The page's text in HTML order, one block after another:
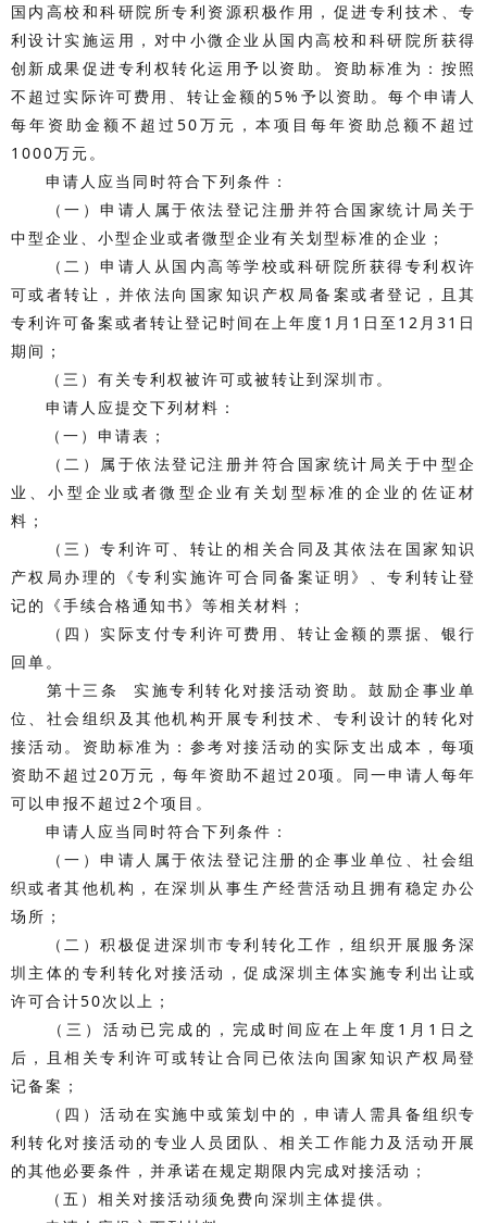
国内高校和科研院所专利资源积极作用，促进专利技术、专
利设计实施运用，对中小微企业从国内高校和科研院所获得
创新成果促进专利权转化运用予以资助。资助标准为：按照
不超过实际许可费用、转让金额的5%予以资助。每个申请人
每年资助金额不超过50万元，本项目每年资助总额不超过
1000万元。
申请人应当同时符合下列条件：
（一）申请人属于依法登记注册并符合国家统计局关于
中型企业、小型企业或者微型企业有关划型标准的企业；
（二）申请人从国内高等学校或科研院所获得专利权许
可或者转让，并依法向国家知识产权局备案或者登记，且其
专利许可备案或者转让登记时间在上年度1月1日至12月31日
期间；
（三）有关专利权被许可或被转让到深圳市。
申请人应提交下列材料：
（一）申请表；
（二）属于依法登记注册并符合国家统计局关于中型企
业、小型企业或者微型企业有关划型标准的企业的佐证材
料；
（三）专利许可、转让的相关合同及其依法在国家知识
产权局办理的《专利实施许可合同备案证明》、专利转让登
记的《手续合格通知书》等相关材料；
（四）实际支付专利许可费用、转让金额的票据、银行
回单。
第十三条 实施专利转化对接活动资助。鼓励企事业单
位、社会组织及其他机构开展专利技术、专利设计的转化对
接活动。资助标准为：参考对接活动的实际支出成本，每项
资助不超过20万元，每年资助不超过20项。同一申请人每年
可以申报不超过2个项目。
申请人应当同时符合下列条件：
（一）申请人属于依法登记注册的企事业单位、社会组
织或者其他机构，在深圳从事生产经营活动且拥有稳定办公
场所；
（二）积极促进深圳市专利转化工作，组织开展服务深
圳主体的专利转化对接活动，促成深圳主体实施专利出让或
许可合计50次以上；
（三）活动已完成的，完成时间应在上年度1月1日之
后，且相关专利许可或转让合同已依法向国家知识产权局登
记备案；
（四）活动在实施中或策划中的，申请人需具备组织专
利转化对接活动的专业人员团队、相关工作能力及活动开展
的其他必要条件，并承诺在规定期限内完成对接活动；
（五）相关对接活动须免费向深圳主体提供。